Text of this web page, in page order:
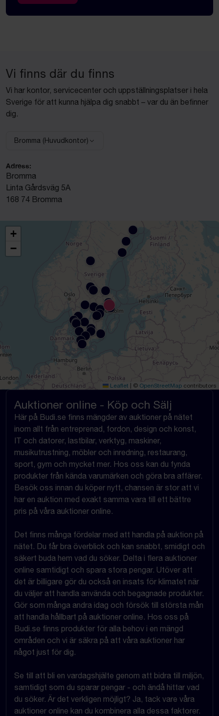
Vi finns där du finns
Vi har kontor, servicecenter och uppställningsplatser i hela
Sverige för att kunna hjälpa dig snabbt – var du än befinner
dig.
Välj anläggning:
Bromma (Huvudkontor)
Adress:
Bromma
Linta Gårdsväg 5A
168 74 Bromma
+
−
Leaflet © OpenStreetMap contributors
Auktioner online - Köp och Sälj
Här på Budi.se finns mängder av auktioner på nätet
inom allt från entreprenad, fordon, design och konst,
IT och datorer, lastbilar, verktyg, maskiner,
musikutrustning, möbler och inredning, restaurang,
sport, gym och mycket mer. Hos oss kan du fynda
produkter från kända varumärken och göra bra affärer.
Besök oss innan du köper nytt, chansen är stor att vi
har en auktion med exakt samma vara till ett bättre
pris på våra auktioner online.
Det finns många fördelar med att handla på auktion på
nätet. Du får bra överblick och kan snabbt, smidigt och
säkert buda hem vad du söker. Delta i flera auktioner
online samtidigt och spara stora pengar. Utöver att
det är billigare gör du också en insats för klimatet när
du väljer att handla använda och begagnade produkter.
Gör som många andra idag och försök till största mån
att handla hållbart på auktioner online. Hos oss på
Budi.se finns produkter för alla behov i en mängd
områden och vi är säkra på att våra auktioner har
något just för dig.
Se till att bli en vardagshjälte genom att bidra till miljön,
samtidigt som du sparar pengar - och ändå hittar vad
du söker. Är det verkligen möjligt? Ja, tack vare våra
auktioner online kan du kombinera alla dessa faktorer.